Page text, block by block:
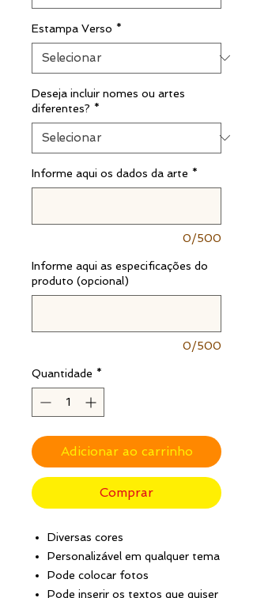
Estampa Verso *
Deseja incluir nomes ou artes
diferentes? *
Informe aqui os dados da arte *
0/500
Informe aqui as especificações do
produto (opcional)
0/500
Quantidade *
Adicionar ao carrinho
Comprar
Diversas cores
Personalizável em qualquer tema
Pode colocar fotos
Pode inserir os textos que quiser